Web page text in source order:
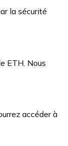
la sécurité
ETH. Nous
accéder à